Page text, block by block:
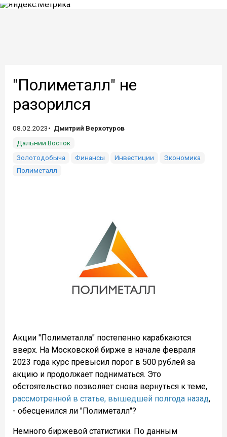
"Полиметалл" не
разорился
08.02.2023
Дмитрий Верхотуров
Дальний Восток
Золотодобыча
Финансы Инвестиции
Экономика
Полиметалл
Акции "Полиметалла" постепенно карабкаются
вверх. На Московской бирже в начале февраля
2023 года курс превысил порог в 500 рублей за
акцию и продолжает подниматься. Это
обстоятельство позволяет снова вернуться к теме,
рассмотренной в статье, вышедшей полгода назад,
- обесценился ли "Полиметалл"?
Немного биржевой статистики. По данным